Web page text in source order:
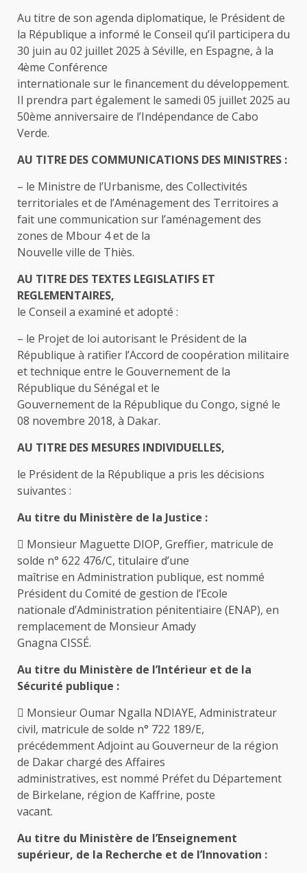
Au titre de son agenda diplomatique, le Président de
la République a informé le Conseil qu’il participera du
30 juin au 02 juillet 2025 à Séville, en Espagne, à la
4ème Conférence
internationale sur le financement du développement.
Il prendra part également le samedi 05 juillet 2025 au
50ème anniversaire de l’Indépendance de Cabo
Verde.
AU TITRE DES COMMUNICATIONS DES MINISTRES :
– le Ministre de l’Urbanisme, des Collectivités
territoriales et de l’Aménagement des Territoires a
fait une communication sur l’aménagement des
zones de Mbour 4 et de la
Nouvelle ville de Thiès.
AU TITRE DES TEXTES LEGISLATIFS ET
REGLEMENTAIRES,
le Conseil a examiné et adopté :
– le Projet de loi autorisant le Président de la
République à ratifier l’Accord de coopération militaire
et technique entre le Gouvernement de la
République du Sénégal et le
Gouvernement de la République du Congo, signé le
08 novembre 2018, à Dakar.
AU TITRE DES MESURES INDIVIDUELLES,
le Président de la République a pris les décisions
suivantes :
Au titre du Ministère de la Justice :
 Monsieur Maguette DIOP, Greffier, matricule de
solde n° 622 476/C, titulaire d’une
maîtrise en Administration publique, est nommé
Président du Comité de gestion de l’Ecole
nationale d’Administration pénitentiaire (ENAP), en
remplacement de Monsieur Amady
Gnagna CISSÉ.
Au titre du Ministère de l’Intérieur et de la
Sécurité publique :
 Monsieur Oumar Ngalla NDIAYE, Administrateur
civil, matricule de solde n° 722 189/E,
précédemment Adjoint au Gouverneur de la région
de Dakar chargé des Affaires
administratives, est nommé Préfet du Département
de Birkelane, région de Kaffrine, poste
vacant.
Au titre du Ministère de l’Enseignement
supérieur, de la Recherche et de l’Innovation :